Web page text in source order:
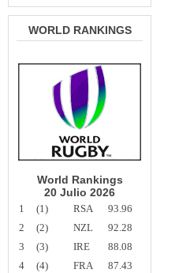
WORLD RANKINGS
World Rankings
20 Julio 2026
1 (1) RSA
93.96
2
(2) NZL
92.28
3
(3) IRE
88.08
4
(4) FRA
87.43